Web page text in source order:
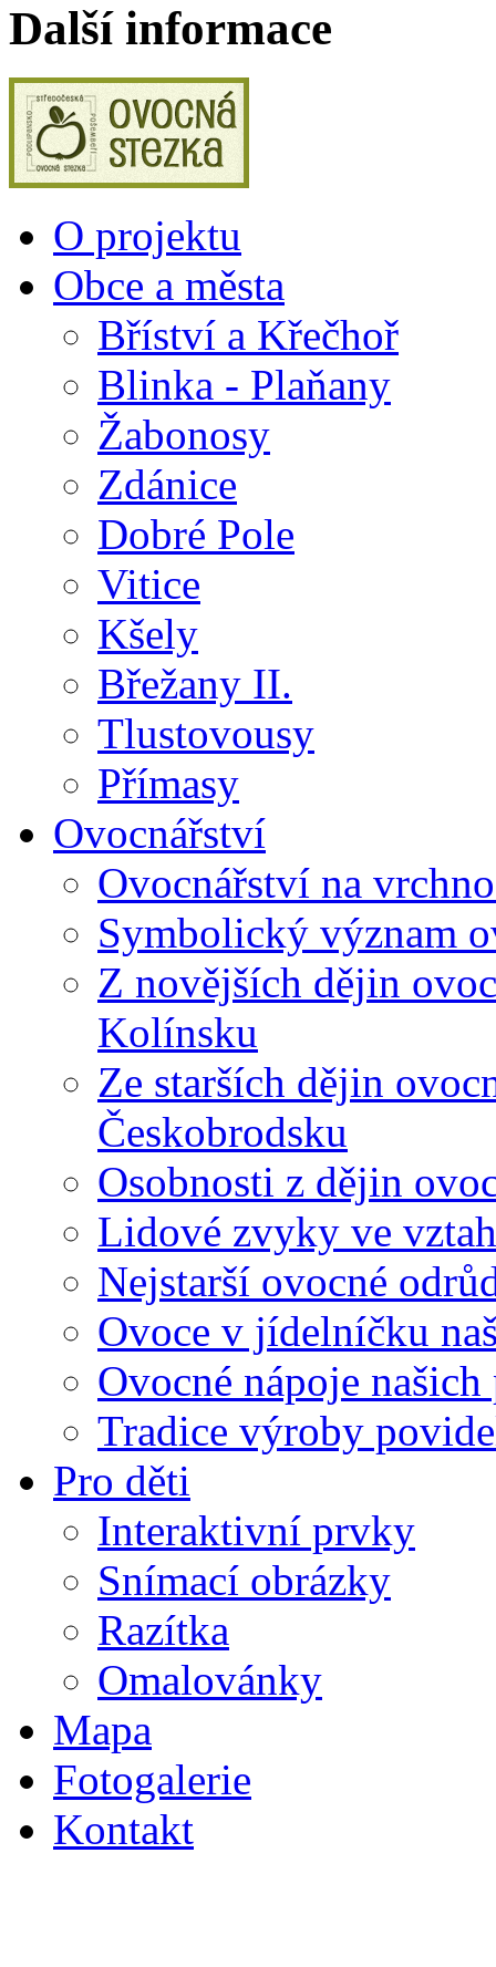
Další informace
O projektu
Obce a města
Bříství a Křečhoř
Blinka - Plaňany
Žabonosy
Zdánice
Dobré Pole
Vitice
Kšely
Břežany II.
Tlustovousy
Přímasy
Ovocnářství
Ovocnářství na
Symbolický význam
Z novějších dějin
Kolínsku
Ze starších dějin
Českobrodsku
Osobnosti z dějin
Lidové zvyky ve
Nejstarší ovocné
Ovoce v jídelníčku
Ovocné nápoje
Tradice výroby
Pro děti
Interaktivní prvky
Snímací obrázky
Razítka
Omalovánky
Mapa
Fotogalerie
Kontakt